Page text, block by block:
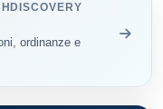
ordinanze e